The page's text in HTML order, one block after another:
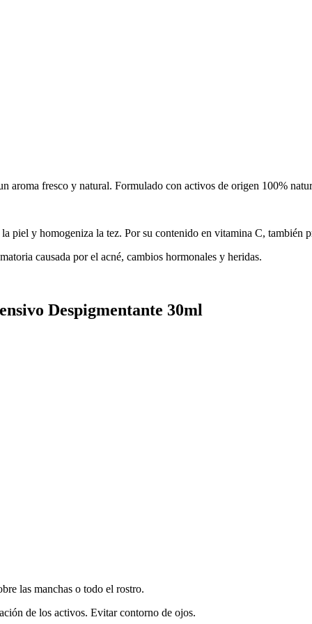
aroma fresco y natural. Formulado con activos de origen 100%
piel y homogeniza la tez. Por su contenido en vitamina C, también
causada por el acné, cambios hormonales y heridas.
Despigmentante 30ml
las manchas o todo el rostro.
de los activos. Evitar contorno de ojos.